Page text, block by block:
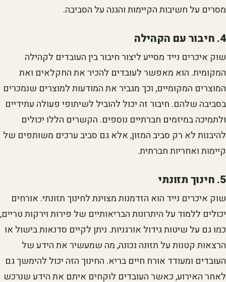
מסרים על חשיבות הקיימות והגנה על הסביבה.
4. חיבור עם הקהילה
שוק איכרים נייד מסייע ליצור חיבור בין העובדים לקהילה
המקומית. הוא מאפשר לעובדים להכיר את החקלאים ואת
המוצרים המקומיים, וכך מגביר את המודעות למוצרים שנמכרים
בסביבה שלהם. חיבור זה יכול להוביל לשיתופי פעולה עתידיים
ולתמיכה במיזמים חברתיים נוספים. הקשרים הללו יכולים
להיבנות לא רק סביב המזון, אלא גם סביב ערכים משותפים של
קיימות ואחריות חברתית.
5. חינוך תזונתי
שוק איכרים נייד הוא הזדמנות מצוינת לחינוך תזונתי. אורחים
יכולים ללמוד על היתרונות הבריאותיים של פירות וירקות טריים,
כמו גם על שיטות גידול אורגניות. ניתן לקיים סדנאות בישול או
הרצאות קטנות על תזונה נכונה, מה שמעשיר את הידע של
העובדים ומעודד אורח חיים בריא. החינוך הזה יכול להימשך גם
לאחר האירוע, כאשר העובדים לוקחים איתם את הידע שנרכש